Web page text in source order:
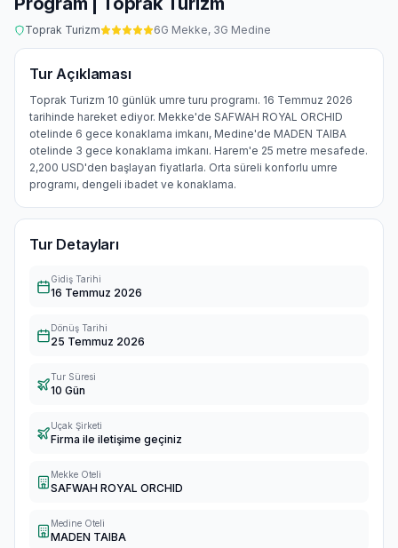
Toprak Turizm 6G Mekke, 3G Medine
Tur Açıklaması
Toprak Turizm 10 günlük umre turu programı. 16 Temmuz 2026
tarihinde hareket ediyor. Mekke'de SAFWAH ROYAL ORCHID
otelinde 6 gece konaklama imkanı, Medine'de MADEN TAIBA
otelinde 3 gece konaklama imkanı. Harem'e 25 metre mesafede.
2,200 USD'den başlayan fiyatlarla. Orta süreli konforlu umre
programı, dengeli ibadet ve konaklama.
Tur Detayları
Gidiş Tarihi
16 Temmuz 2026
Dönüş Tarihi
25 Temmuz 2026
Tur Süresi
10 Gün
Uçak Şirketi
Firma ile iletişime geçiniz
Mekke Oteli
SAFWAH ROYAL ORCHID
Medine Oteli
MADEN TAIBA